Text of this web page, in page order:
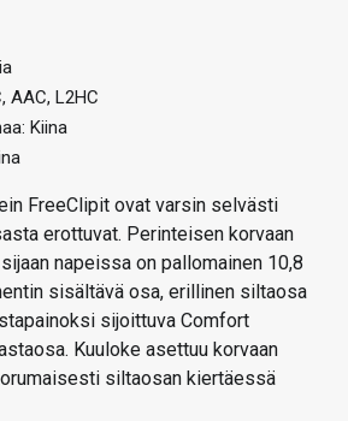
AAC, L2HC
Kiina
FreeClipit ovat varsin selvästi
erottuvat. Perinteisen korvaan
napeissa on pallomainen 10,8
sisältävä osa, erillinen siltaosa
sijoittuva Comfort
Kuuloke asettuu korvaan
siltaosan kiertäessä